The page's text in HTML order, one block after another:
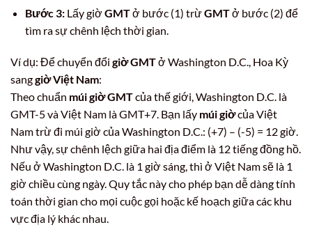
Bước 3:Lấy giờ GMTở bước (1) trừGMTở bước (2) để
tìm ra sự chênh lệch thời gian.
Ví dụ: Để chuyển đổi giờ GMTở Washington D.C., Hoa Kỳ
sanggiờ Việt Nam:
Theo chuẩn múi giờ GMTcủa thế giới, Washington D.C. là
GMT-5 và Việt Nam là GMT+7. Bạn lấy múi giờcủa Việt
Nam trừ đi múi giờ của Washington D.C.: (+7) – (-5) = 12 giờ.
Như vậy, sự chênh lệch giữa hai địa điểm là 12 tiếng đồng hồ.
Nếu ở Washington D.C. là 1 giờ sáng, thì ở Việt Nam sẽ là 1
giờ chiều cùng ngày. Quy tắc này cho phép bạn dễ dàng tính
toán thời gian cho mọi cuộc gọi hoặc kế hoạch giữa các khu
vực địa lý khác nhau.